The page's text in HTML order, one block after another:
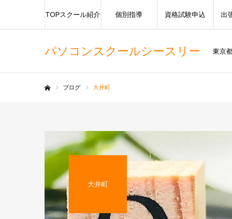
パソコンスクールシースリー 東京
TOPスクール紹介 個別指導 資格試験申込 出
ブログ 大井町
大井町